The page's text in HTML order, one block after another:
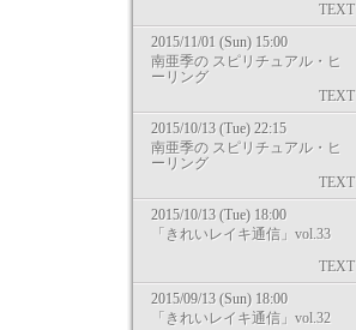
TEXT
2015/11/01 (Sun) 15:00
南亜季の スピリチュアル・ヒ
ーリング
TEXT
2015/10/13 (Tue) 22:15
南亜季の スピリチュアル・ヒ
ーリング
TEXT
2015/10/13 (Tue) 18:00
「きれいレイキ通信」vol.33
TEXT
2015/09/13 (Sun) 18:00
「きれいレイキ通信」vol.32